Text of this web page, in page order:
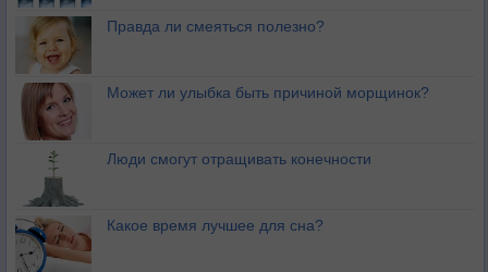
Правда ли смеяться полезно?
Может ли улыбка быть причиной морщинок?
Люди смогут отращивать конечности
Какое время лучшее для сна?